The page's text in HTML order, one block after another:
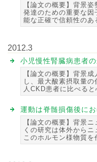
【論文の概要】背景
発達のための重要な
能な正確で信頼性のあ
2012.3
小児慢性腎臓病患者
【論文の概要】背景
し、最大酸素摂取量
人CKD患者に比べる
運動は脊髄損傷後に
【論文の概要】背景
くの研究は体外から
このホルモン様物質